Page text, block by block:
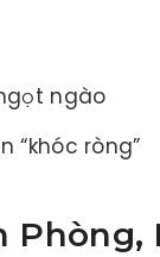
ngào
“khóc ròng”
Phòng,